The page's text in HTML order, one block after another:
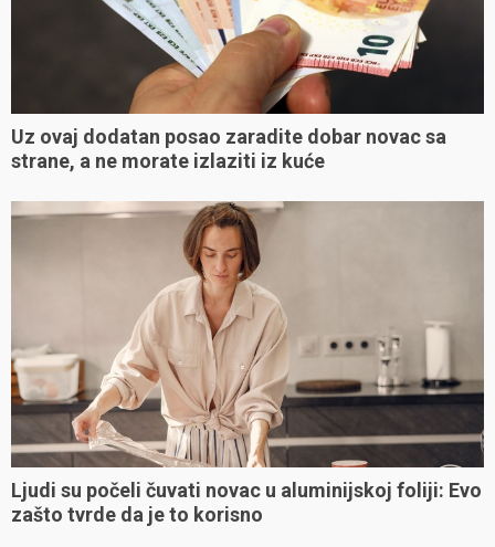
Uz ovaj dodatan posao zaradite dobar novac sa
strane, a ne morate izlaziti iz kuće
Ljudi su počeli čuvati novac u aluminijskoj foliji: Evo
zašto tvrde da je to korisno